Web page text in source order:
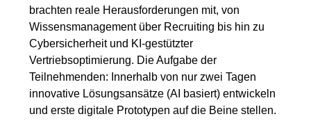
brachten reale Herausforderungen mit, von
Wissensmanagement über Recruiting bis hin zu
Cybersicherheit und KI-gestützter
Vertriebsoptimierung. Die Aufgabe der
Teilnehmenden: Innerhalb von nur zwei Tagen
innovative Lösungsansätze (AI basiert) entwickeln
und erste digitale Prototypen auf die Beine stellen.